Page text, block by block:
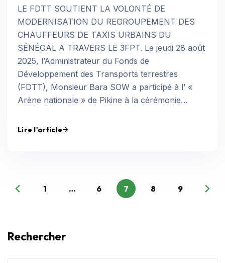
LE FDTT SOUTIENT LA VOLONTÉ DE
MODERNISATION DU REGROUPEMENT DES
CHAUFFEURS DE TAXIS URBAINS DU
SÉNÉGAL A TRAVERS LE 3FPT. Le jeudi 28 août
2025, l’Administrateur du Fonds de
Développement des Transports terrestres
(FDTT), Monsieur Bara SOW a participé à l’ «
Arène nationale » de Pikine à la cérémonie…
Lire l'article
1 … 6 7 8 9
Rechercher